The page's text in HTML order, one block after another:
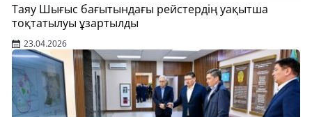
Таяу Шығыс бағытындағы рейстердің уақытша
тоқтатылуы ұзартылды
23.04.2026